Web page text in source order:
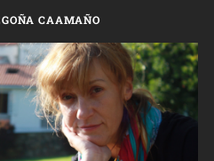
CAAMAÑO